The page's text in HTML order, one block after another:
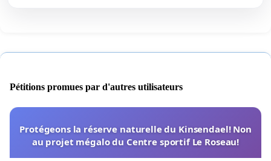
Pétitions promues par d'autres utilisateurs
Protégeons la réserve naturelle du Kinsendael! Non
au projet mégalo du Centre sportif Le Roseau!